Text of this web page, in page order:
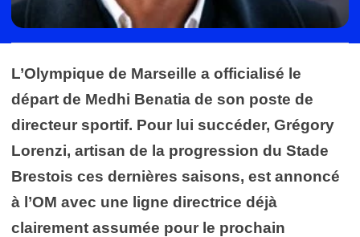
L’Olympique de Marseille a officialisé le
départ de Medhi Benatia de son poste de
directeur sportif. Pour lui succéder, Grégory
Lorenzi, artisan de la progression du Stade
Brestois ces dernières saisons, est annoncé
à l’OM avec une ligne directrice déjà
clairement assumée pour le prochain